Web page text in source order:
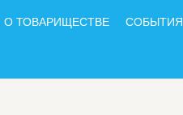
О ТОВАРИЩЕСТВЕ СОБЫТИЯ